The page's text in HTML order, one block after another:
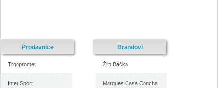
Prodavnice
Trgopromet
Inter Sport
Brandovi
Žito Bačka
Marques Casa Concha